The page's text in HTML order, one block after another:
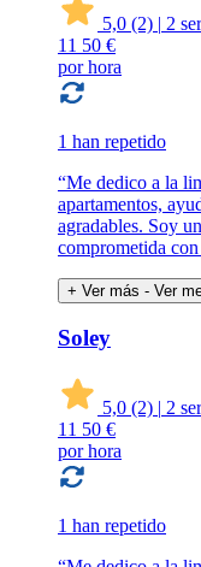
5,0 (2) | 2
11 50 €
por hora
1 han repetido
“Me dedico a la
apartamentos,
agradables. Soy
comprometida
+ Ver más - Ver
Soley
5,0 (2) | 2
11 50 €
por hora
1 han repetido